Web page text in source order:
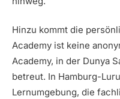
Hinzu kommt die
Academy ist keine
Academy, in der Dunya
betreut. In Hamburg-
Lernumgebung, die